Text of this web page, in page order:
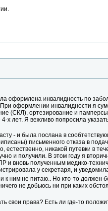
оформлена инвалидность по
оформлении инвалидности я
(СКЛ), ортезирование и
лет. Я вежливо попросила
- и была послана в
письменного отказа в
никакой путевки в
и получили. В этом году я
и вновь полученным медико-
у секретаря, и
к ним не питаю.. Но кто-то должен
не добьюсь ни при каких
свои права? Есть ли где-то